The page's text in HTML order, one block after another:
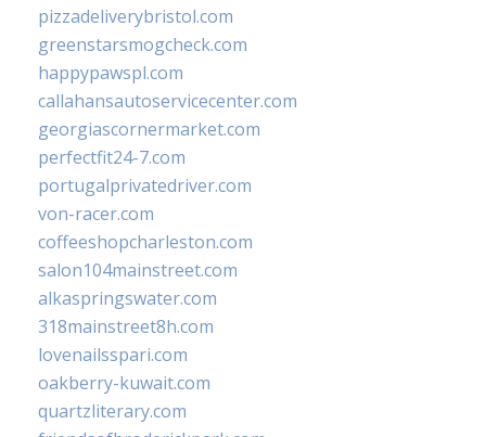
pizzadeliverybristol.com
greenstarsmogcheck.com
happypawspl.com
callahansautoservicecenter.com
georgiascornermarket.com
perfectfit24-7.com
portugalprivatedriver.com
von-racer.com
coffeeshopcharleston.com
salon104mainstreet.com
alkaspringswater.com
318mainstreet8h.com
lovenailsspari.com
oakberry-kuwait.com
quartzliterary.com